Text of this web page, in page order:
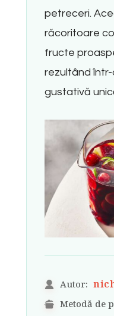
petreceri.
răcoritoare
fructe
rezultând
gustativă
Autor:
Metodă de